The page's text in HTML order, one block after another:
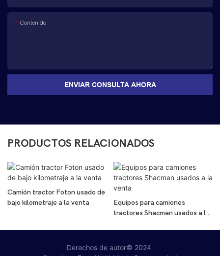
Contenido
ENVIAR CONSULTA AHORA
PRODUCTOS RELACIONADOS
Camión tractor Foton usado de
bajo kilometraje a la venta
Equipos para camiones
tractores Shacman usados ​​a la
Derechos de autor© 2024